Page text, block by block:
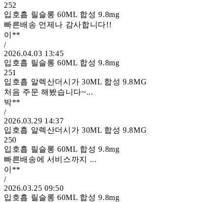
252
입호흡 릴슬롱 60ML 합성 9.8mg
빠른배송 언제나 감사합니다!!
이**
/
2026.04.03 13:45
입호흡 릴슬롱 60ML 합성 9.8mg
251
입호흡 알렉산더시가 30ML 합성 9.8MG
처음 주문 해봤습니다~...
박**
/
2026.03.29 14:37
입호흡 알렉산더시가 30ML 합성 9.8MG
250
입호흡 릴슬롱 60ML 합성 9.8mg
빠른배송에 서비스까지 ...
이**
/
2026.03.25 09:50
입호흡 릴슬롱 60ML 합성 9.8mg